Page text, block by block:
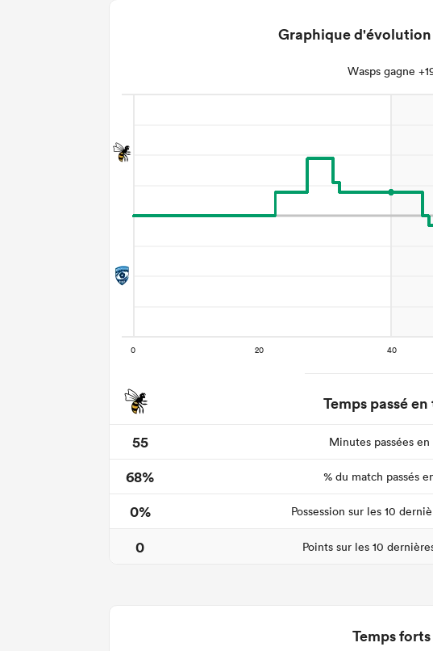
Graphique
Wasps gagne
Temps passé
55
Minutes passées
68%
% du match passés
0%
Possession sur les 10
0
Points sur les 10
Temps forts